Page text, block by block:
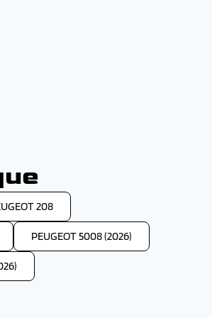
208
PEUGEOT 5008 (2026)